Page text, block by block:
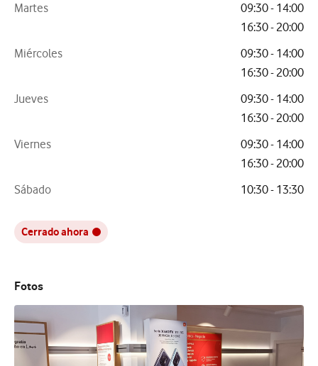
Martes
09:30 - 14:00
16:30 - 20:00
Miércoles
09:30 - 14:00
16:30 - 20:00
Jueves
09:30 - 14:00
16:30 - 20:00
Viernes
09:30 - 14:00
16:30 - 20:00
Sábado
10:30 - 13:30
Cerrado ahora
Fotos